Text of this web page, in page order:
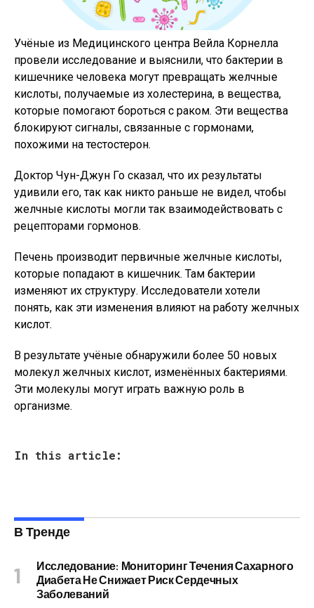
Учёные из Медицинского центра Вейла Корнелла
провели исследование и выяснили, что бактерии в
кишечнике человека могут превращать желчные
кислоты, получаемые из холестерина, в вещества,
которые помогают бороться с раком. Эти вещества
блокируют сигналы, связанные с гормонами,
похожими на тестостерон.
Доктор Чун-Джун Го сказал, что их результаты
удивили его, так как никто раньше не видел, чтобы
желчные кислоты могли так взаимодействовать с
рецепторами гормонов.
Печень производит первичные желчные кислоты,
которые попадают в кишечник. Там бактерии
изменяют их структуру. Исследователи хотели
понять, как эти изменения влияют на работу желчных
кислот.
В результате учёные обнаружили более 50 новых
молекул желчных кислот, изменённых бактериями.
Эти молекулы могут играть важную роль в
организме.
In this article:
В Тренде
Исследование: Мониторинг Течения Сахарного
Диабета Не Снижает Риск Сердечных
Заболеваний